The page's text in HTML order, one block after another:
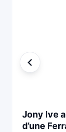
Jony Ive
d’une